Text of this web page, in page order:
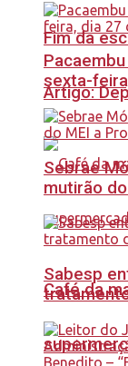
Fim da
Artigo:
Café da
sexta-
Sebrae
mutirão
Sabesp